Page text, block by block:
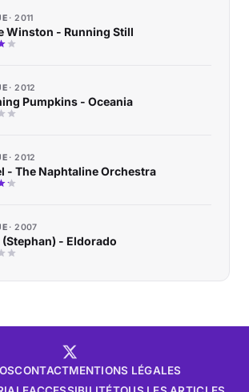
2011
Winston - Running Still
2012
Pumpkins - Oceania
2012
- The Naphtaline Orchestra
2007
(Stephan) - Eldorado
CONTACTMENTIONS LÉGALES